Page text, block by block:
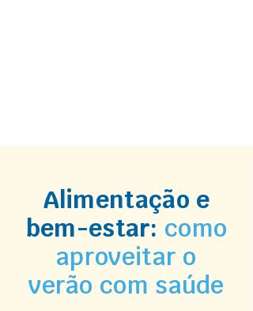
Alimentação e
bem-estar: como
aproveitar o
verão com saúde